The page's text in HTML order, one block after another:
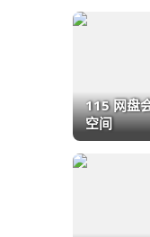
115 网盘
空间